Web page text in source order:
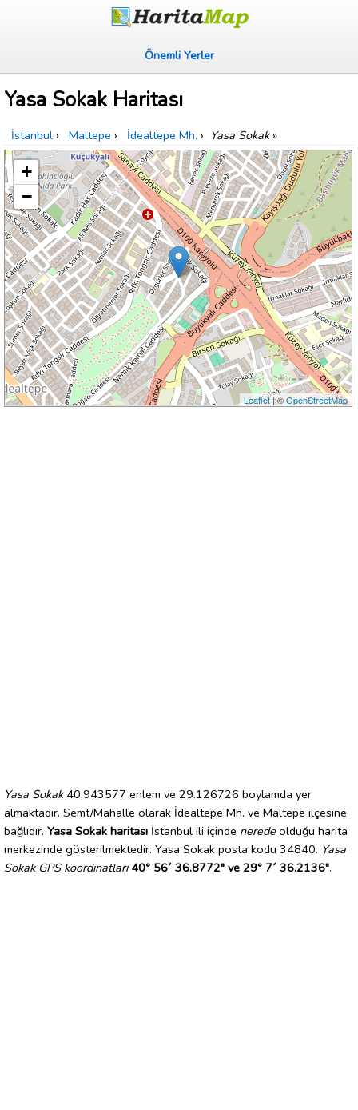
Önemli Yerler
Yasa Sokak Haritası
İstanbul › Maltepe › İdealtepe Mh. › Yasa Sokak»
+
−
Leaflet| ©OpenStreetMap
Yasa Sokak40.943577 enlem ve 29.126726 boylamda yer
almaktadır. Semt/Mahalle olarak İdealtepe Mh. ve Maltepe ilçesine
bağlıdır. Yasa Sokak haritası İstanbul ili içinde nerede olduğu harita
merkezinde gösterilmektedir. Yasa Sokak posta kodu 34840. Yasa
Sokak GPS koordinatları 40° 56´ 36.8772" ve 29° 7´ 36.2136".